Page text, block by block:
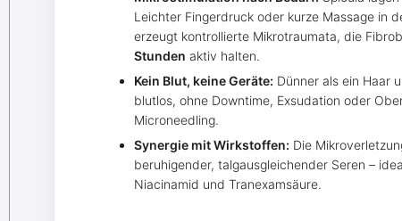
Leichter Fingerdruck oder kurze Massage in
erzeugt kontrollierte Mikrotraumata, die
Stunden aktiv halten.
Kein Blut, keine Geräte: Dünner als ein Haar
blutlos, ohne Downtime, Exsudation oder
Microneedling.
Synergie mit Wirkstoffen: Die
beruhigender, talgausgleichender Seren –
Niacinamid und Tranexamsäure.